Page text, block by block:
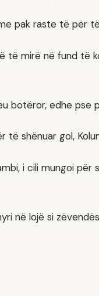
pak raste të për
të mirë në fund të
botëror, edhe pse
të shënuar gol,
i cili mungoi
në lojë si